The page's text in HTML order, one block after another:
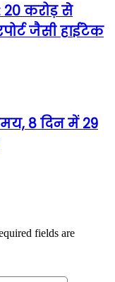
20 करोड़ से
जैसी हाईटेक
8 दिन में 29
fields are